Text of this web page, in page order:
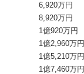
6,920万円
8,920万円
1億920万円
1億2,960万円
1億5,210万円
1億7,460万円